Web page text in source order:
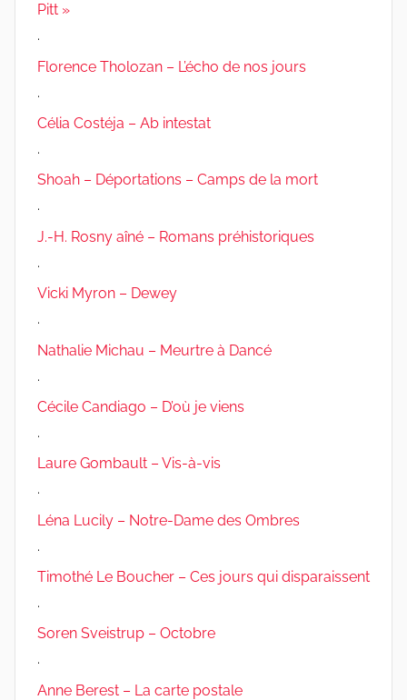
Pitt »
.
Florence Tholozan – L’écho de nos jours
.
Célia Costéja – Ab intestat
.
Shoah – Déportations – Camps de la mort
.
J.-H. Rosny aîné – Romans préhistoriques
.
Vicki Myron – Dewey
.
Nathalie Michau – Meurtre à Dancé
.
Cécile Candiago – D’où je viens
.
Laure Gombault – Vis-à-vis
.
Léna Lucily – Notre-Dame des Ombres
.
Timothé Le Boucher – Ces jours qui disparaissent
.
Soren Sveistrup – Octobre
.
Anne Berest – La carte postale